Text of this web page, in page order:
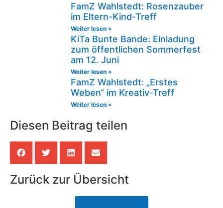
FamZ Wahlstedt: Rosenzauber
im Eltern-Kind-Treff
Weiter lesen »
KiTa Bunte Bande: Einladung
zum öffentlichen Sommerfest
am 12. Juni
Weiter lesen »
FamZ Wahlstedt: „Erstes
Weben“ im Kreativ-Treff
Weiter lesen »
Diesen Beitrag teilen
Zurück zur Übersicht